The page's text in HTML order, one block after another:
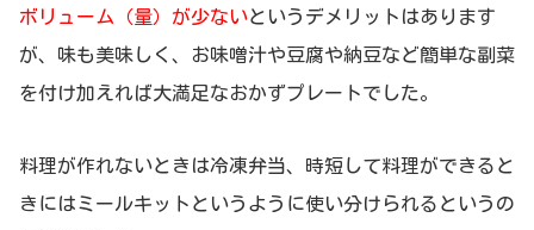
ボリューム（量）が少ないというデメリットはあります
が、味も美味しく、お味噌汁や豆腐や納豆など簡単な副菜
を付け加えれば大満足なおかずプレートでした。
料理が作れないときは冷凍弁当、時短して料理ができると
きにはミールキットというように使い分けられるというの